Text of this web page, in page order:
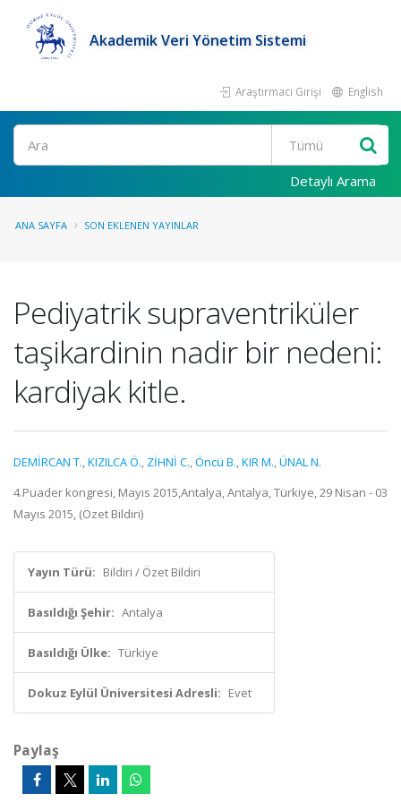
Akademik Veri Yönetim Sistemi
Araştırmacı Girişi English
Ara
Detaylı Arama
ANA SAYFA SON EKLENEN YAYINLAR
Pediyatrik supraventriküler
taşikardinin nadir bir nedeni:
kardiyak kitle.
DEMİRCAN T.,KIZILCA Ö., ZİHNİ C.,Öncü B.,KIR M.,ÜNAL N.
4.Puader kongresi, Mayıs 2015,Antalya, Antalya, Türkiye, 29 Nisan - 03
Mayıs 2015, (Özet Bildiri)
Yayın Türü: Bildiri / Özet Bildiri
Basıldığı Şehir: Antalya
Basıldığı Ülke: Türkiye
Dokuz Eylül Üniversitesi Adresli: Evet
Paylaş